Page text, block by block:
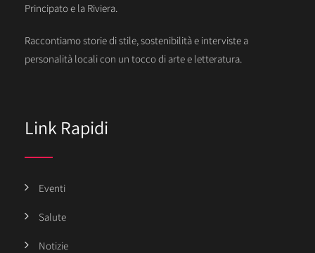
Principato e la Riviera.
Raccontiamo storie di stile, sostenibilità e interviste a
personalità locali con un tocco di arte e letteratura.
Link Rapidi
Eventi
Salute
Notizie